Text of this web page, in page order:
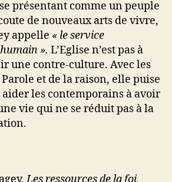
présentant comme un peuple
de nouveaux arts de vivre,
appelle « le service
». L’Eglise n’est pas à
une contre-culture. Avec les
et de la raison, elle puise
aider les contemporains à avoir
vie qui ne se réduit pas à la